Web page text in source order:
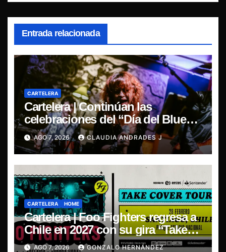
Entrada relacionada
CARTELERA
Cartelera | Continúan las
celebraciones del “Día del Blues”,
La Rox se presentará este sábado
en Concepción
AGO 7, 2026 CLAUDIA ANDRADES J
CARTELERA HOME
Cartelera | Foo Fighters regresa a
Chile en 2027 con su gira “Take
Cover Tour 2027”
AGO 7, 2026 GONZALO HERNÁNDEZ